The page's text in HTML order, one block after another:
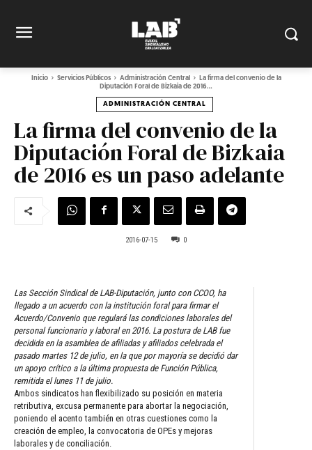
Inicio Servicios Públicos Administración Central
La firma del convenio de la
Diputación Foral de Bizkaia de 2016...
ADMINISTRACIÓN CENTRAL
La firma del convenio de la
Diputación Foral de Bizkaia
de 2016 es un paso adelante
2016-07-15 0
Las Sección Sindical de LAB-Diputación, junto con CCOO, ha
llegado a un acuerdo con la institución foral para firmar el
Acuerdo/Convenio que regulará las condiciones laborales del
personal funcionario y laboral en 2016. La postura de LAB fue
decidida en la asamblea de afiliadas y afiliados celebrada el
pasado martes 12 de julio, en la que por mayoría se decidió dar
un apoyo crítico a la última propuesta de Función Pública,
remitida el lunes 11 de julio.
Ambos sindicatos han flexibilizado su posición en materia
retributiva, excusa permanente para abortar la negociación,
poniendo el acento también en otras cuestiones como la
creación de empleo, la convocatoria de OPEs y mejoras
laborales y de conciliación.